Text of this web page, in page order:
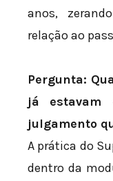
anos,
relação ao
Pergunta:
já estavam
julgamento
A prática do
dentro da